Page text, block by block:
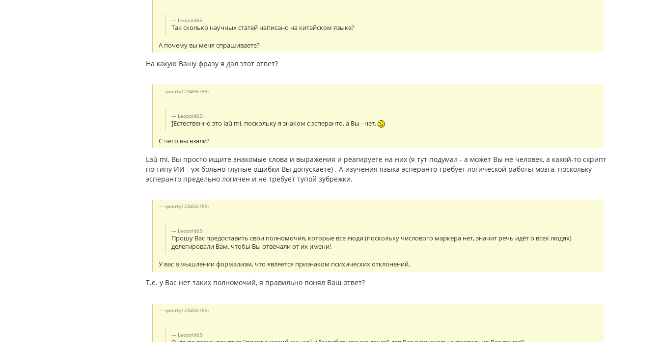
Leopold65:
Так сколько научных статей написано на китайском языке?
А почему вы меня спрашиваете?
На какую Вашу фразу я дал этот ответ?
qwerty123456789:
Leopold65:
]Естественно это laŭ mi, поскольку я знаком с эсперанто, а Вы - нет.
С чего вы взяли?
Laŭ mi, Вы просто ищите знакомые слова и выражения и реагируете на них (я тут подумал - а может Вы не человек, а какой-то скрипт
по типу ИИ - уж больно глупые ошибки Вы допускаете) . А изучения языка эсперанто требует логической работы мозга, поскольку
эсперанто предельно логичен и не требует тупой зубрежки.
qwerty123456789:
Leopold65:
Прошу Вас предоставить свои полномочия, которые все люди (поскольку числового маркера нет, значит речь идёт о всех людях)
делегировали Вам, чтобы Вы отвечали от их имени!
У вас в мышлении формализм, что является признаком психических отклонений.
Т.е. у Вас нет таких полномочий, я правильно понял Ваш ответ?
qwerty123456789:
Leopold65: